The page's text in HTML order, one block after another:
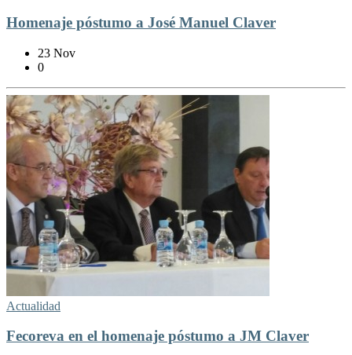
Homenaje póstumo a José Manuel Claver
23 Nov
0
Actualidad
Fecoreva en el homenaje póstumo a JM Claver